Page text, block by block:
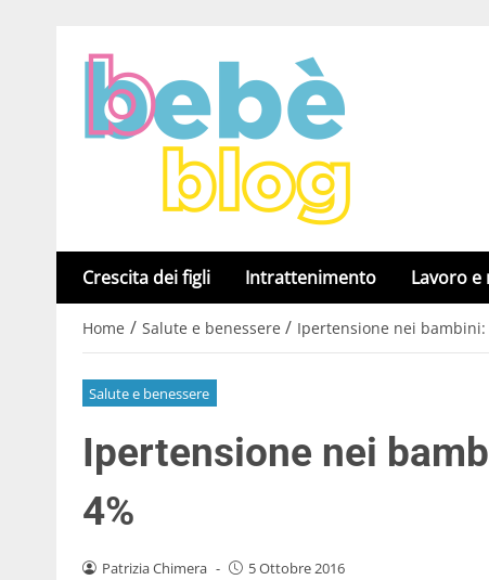
Crescita dei figli Intrattenimento Lavoro
Home / Salute e benessere / Ipertensione nei
Salute e benessere
Ipertensione nei
4%
Patrizia Chimera - 5 Ottobre 2016